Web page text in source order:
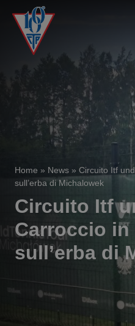
Home » News » Circuito Itf
sull’erba di Michalowek
Circuito Itf
Carroccio in
sull’erba di